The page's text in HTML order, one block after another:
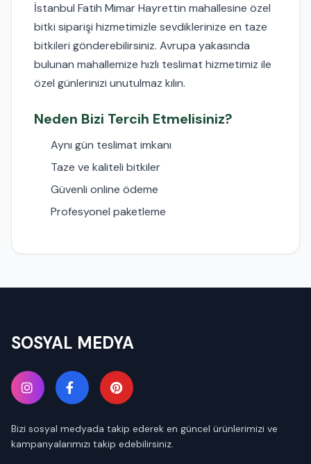
İstanbul Fatih Mimar Hayrettin mahallesine özel
bitki siparişi hizmetimizle sevdiklerinize en taze
bitkileri gönderebilirsiniz. Avrupa yakasında
bulunan mahallemize hızlı teslimat hizmetimiz ile
özel günlerinizi unutulmaz kılın.
Neden Bizi Tercih Etmelisiniz?
Aynı gün teslimat imkanı
Taze ve kaliteli bitkiler
Güvenli online ödeme
Profesyonel paketleme
SOSYAL MEDYA
Bizi sosyal medyada takip ederek en güncel ürünlerimizi ve
kampanyalarımızı takip edebilirsiniz.